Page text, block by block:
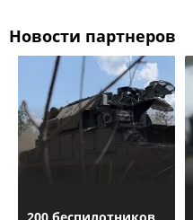
Новости партнеров